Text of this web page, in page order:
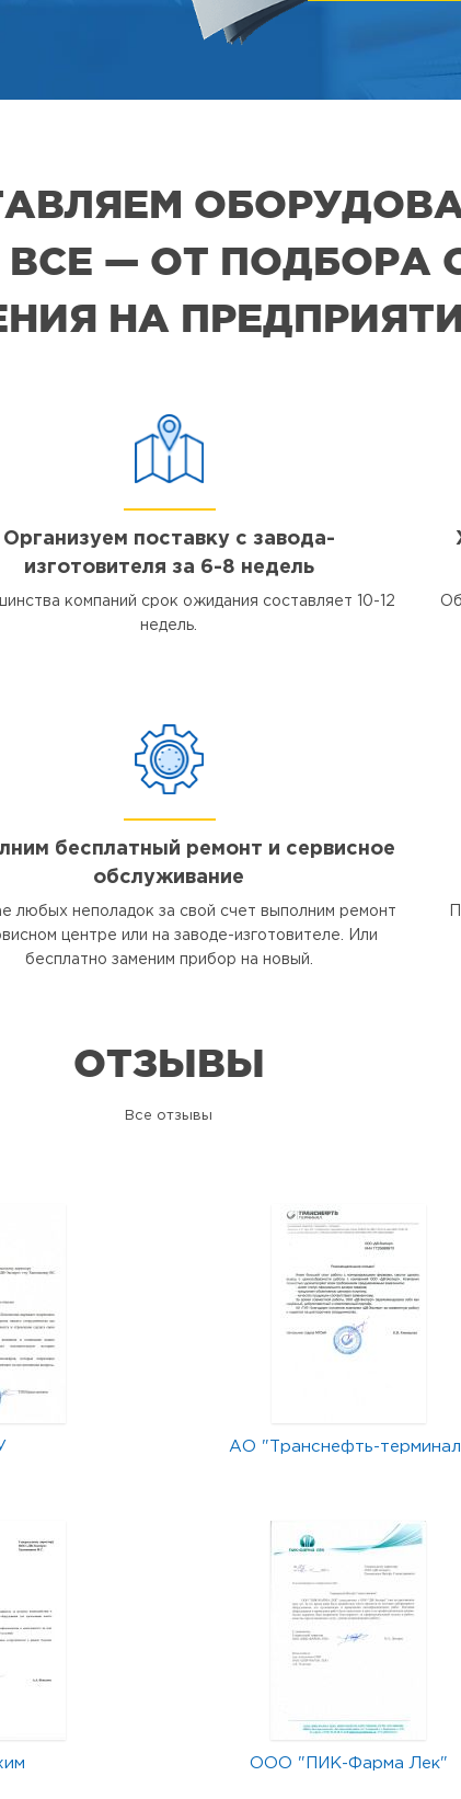
ВСЕ — ОТ
НА
Организуем поставку с завода-
изготовителя за 6-8 недель
компаний срок ожидания составляет 10-12
недель.
бесплатный ремонт и сервисное
обслуживание
любых неполадок за свой счет выполним ремонт
центре или на заводе-изготовителе. Или
бесплатно заменим прибор на новый.
ОТЗЫВЫ
Все отзывы
АО "Транснефть-
ООО "ПИК-Фарма Лек"